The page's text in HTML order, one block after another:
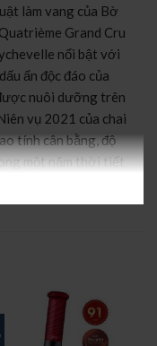
làm vang của Bờ
Grand Cru
nổi bật với
ấn độc đáo của
nuôi dưỡng trên
vụ 2021 của chai
tính cân bằng, độ
một năm thời tiết
Merlot, 3% Petit
Pháp (60% – 70% sồi